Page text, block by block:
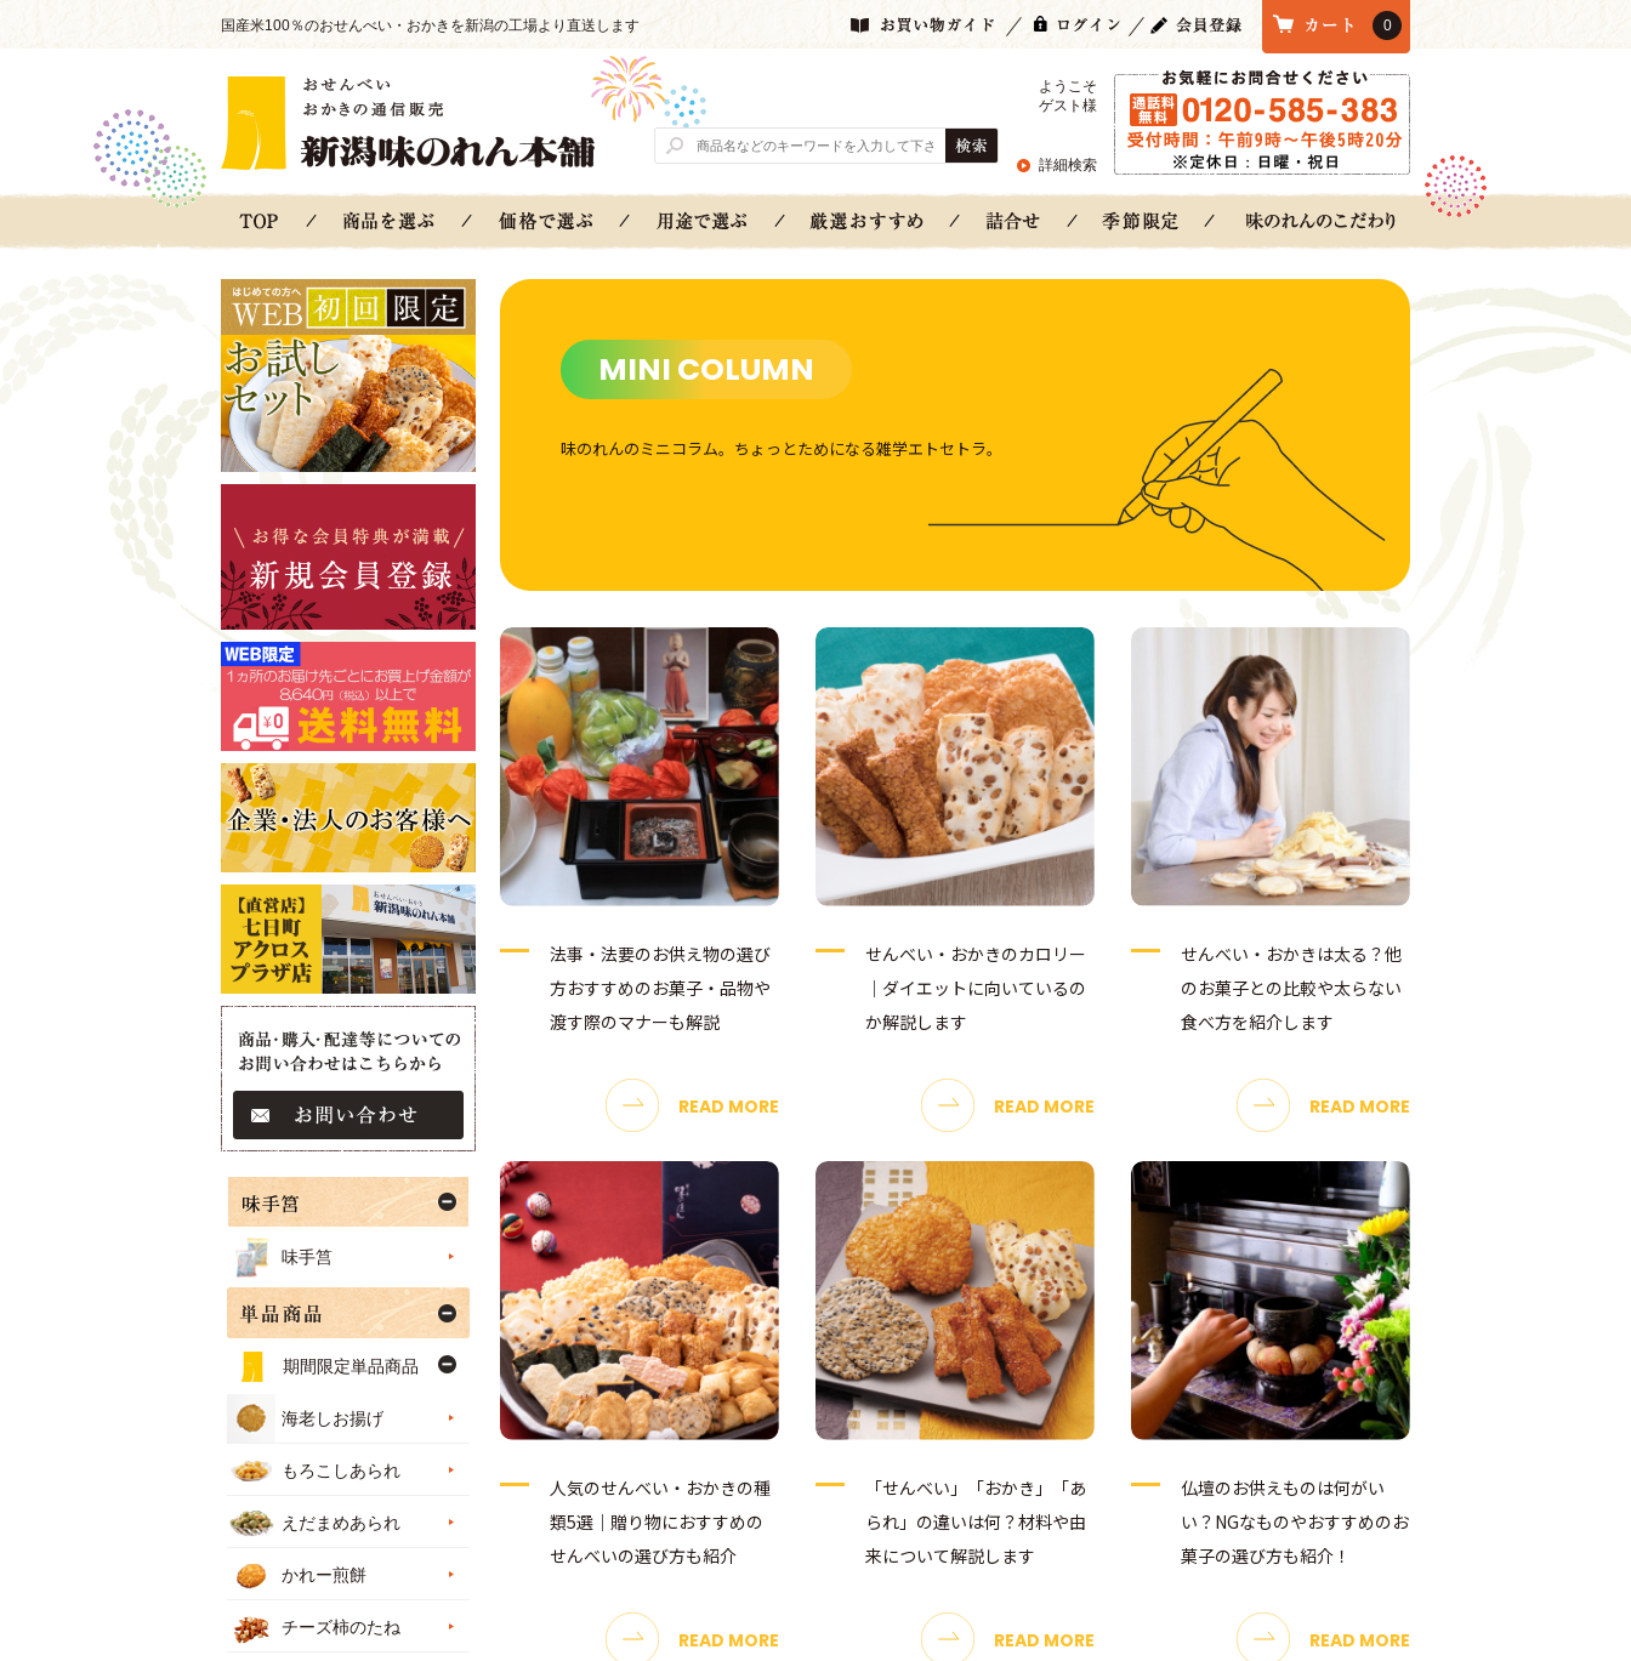
国産米100％のおせんべい・おかきを新潟の工場より直送します 0
ようこそ
ゲスト様
詳細検索
MINI COLUMN
味のれんのミニコラム。 ちょっとためになる雑学エトセトラ。
法事・法要のお供え物の選び
方おすすめのお菓子・品物や
渡す際のマナーも解説
READ MORE
せんべい・おかきのカロリー
｜ダイエットに向いているの
か解説します
READ MORE
せんべい・おかきは太る？他
のお菓子との比較や太らない
食べ方を紹介します
READ MORE
人気のせんべい・おかきの種
類5選｜贈り物におすすめの
せんべいの選び方も紹介
READ MORE
「せんべい」「おかき」「あ
られ」の違いは何？材料や由
来について解説します
READ MORE
仏壇のお供えものは何がい
い？NGなものやおすすめのお
菓子の選び方も紹介！
READ MORE
味手筥
期間限定単品商品
海老しお揚げ
もろこしあられ
えだまめあられ
かれー煎餅
チーズ柿のたね